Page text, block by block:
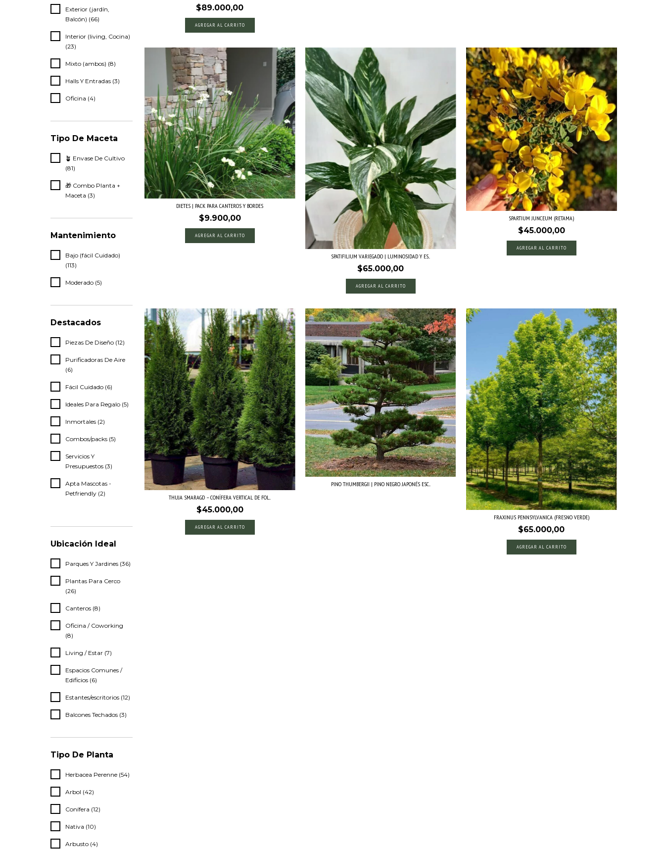
Exterior (jardín,
Balcón) (66)
Interior (living, Cocina)
(23)
Mixto (ambos) (8)
Halls Y Entradas (3)
Oficina (4)
Tipo De Maceta
🪴 Envase De Cultivo
(81)
🎁 Combo Planta +
Maceta (3)
Mantenimiento
Bajo (fácil Cuidado)
(113)
Moderado (5)
Destacados
Piezas De Diseño (12)
Purificadoras De Aire
(6)
Fácil Cuidado (6)
Ideales Para Regalo (5)
Inmortales (2)
Combos/packs (5)
Servicios Y
Presupuestos (3)
Apta Mascotas -
Petfriendly (2)
Ubicación Ideal
Parques Y Jardines (36)
Plantas Para Cerco
(26)
Canteros (8)
Oficina / Coworking
(8)
Living / Estar (7)
Espacios Comunes /
Edificios (6)
Estantes/escritorios (12)
Balcones Techados (3)
Tipo De Planta
Herbacea Perenne (54)
Arbol (42)
Conífera (12)
Nativa (10)
Arbusto (4)
$89.000,00
AGREGAR AL CARRITO
DIETES | PACK PARA CANTEROS Y BORDES
$9.900,00
AGREGAR AL CARRITO
SPATIFILIUM VARIEGADO | LUMINOSIDAD Y ES...
$65.000,00
SPARTIUM JUNCEUM (RETAMA)
$45.000,00
THUJA SMARAGD – CONÍFERA VERTICAL DE FOL...
$45.000,00
AGREGAR AL CARRITO
PINO THUMBERGII | PINO NEGRO JAPONÉS ESC...
FRAXINUS PENNSYLVANICA (FRESNO VERDE)
$65.000,00
AGREGAR AL CARRITO